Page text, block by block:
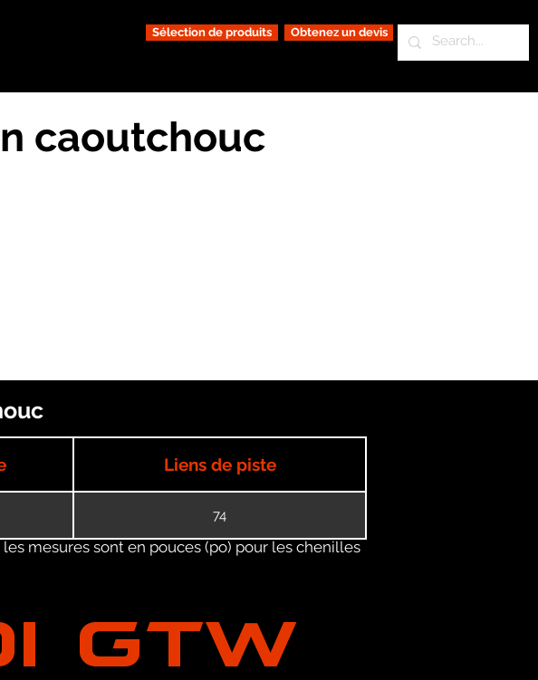
Sélection de produits Obtenez un devis
caoutchouc
Liens de piste
74
mesures sont en pouces (po) pour les chenilles
GTW